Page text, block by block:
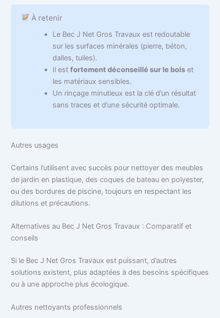
À retenir
Le Bec J Net Gros Travaux est redoutable
sur les surfaces minérales (pierre, béton,
dalles, tuiles).
Il est fortement déconseillé sur le boiset
les matériaux sensibles.
Un rinçage minutieux est la clé d’un résultat
sans traces et d’une sécurité optimale.
Autres usages
Certains l’utilisent avec succès pour nettoyer des meubles
de jardin en plastique, des coques de bateau en polyester,
ou des bordures de piscine, toujours en respectant les
dilutions et précautions.
Alternatives au Bec J Net Gros Travaux : Comparatif et
conseils
Si le Bec J Net Gros Travaux est puissant, d’autres
solutions existent, plus adaptées à des besoins spécifiques
ou à une approche plus écologique.
Autres nettoyants professionnels